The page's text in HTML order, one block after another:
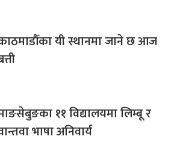
यी स्थानमा जाने छ आज
११ विद्यालयमा लिम्बू र
भाषा अनिवार्य